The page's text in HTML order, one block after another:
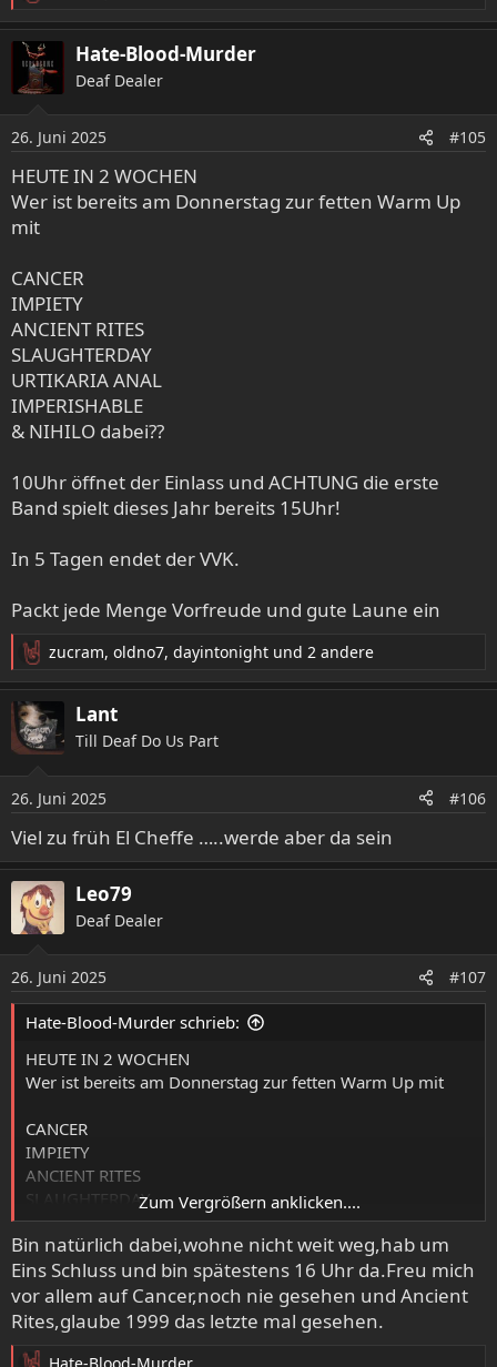
e
a
k
t
n
e
n
:
Hate-Blood-Murder
Deaf Dealer
26. Juni 2025 #105
HEUTE IN 2 WOCHEN
Wer ist bereits am Donnerstag zur fetten Warm Up
mit
CANCER
IMPIETY
ANCIENT RITES
SLAUGHTERDAY
URTIKARIA ANAL
IMPERISHABLE
& NIHILO dabei??
10Uhr öffnet der Einlass und ACHTUNG die erste
Band spielt dieses Jahr bereits 15Uhr!
In 5 Tagen endet der VVK.
Packt jede Menge Vorfreude und gute Laune ein
R
e
a
k
t
n
e
n
:
zucram, oldno7, dayintonight und 2 andere
Lant
Till Deaf Do Us Part
26. Juni 2025 #106
Viel zu früh El Cheffe …..werde aber da sein
Leo79
Deaf Dealer
26. Juni 2025 #107
Hate-Blood-Murder schrieb:
HEUTE IN 2 WOCHEN
Wer ist bereits am Donnerstag zur fetten Warm Up mit
CANCER
IMPIETY
ANCIENT RITES
SLAUGHTERDAY
URTIKARIA ANAL
IMPERISHABLE
& NIHILO dabei??
10Uhr öffnet der Einlass und ACHTUNG die erste Band
spielt dieses Jahr bereits 15Uhr!
Zum Vergrößern anklicken....
Bin natürlich dabei,wohne nicht weit weg,hab um
Eins Schluss und bin spätestens 16 Uhr da.Freu mich
vor allem auf Cancer,noch nie gesehen und Ancient
Rites,glaube 1999 das letzte mal gesehen.
Hate-Blood-Murder